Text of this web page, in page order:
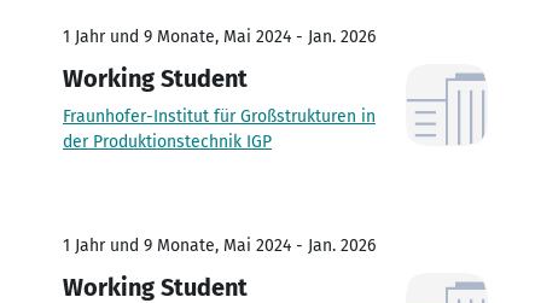
1 Jahr und 9 Monate, Mai 2024 - Jan. 2026
Working Student
Fraunhofer-Institut für Großstrukturen in
der Produktionstechnik IGP
1 Jahr und 9 Monate, Mai 2024 - Jan. 2026
Working Student